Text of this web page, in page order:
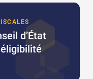
d’État